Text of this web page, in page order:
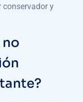
conservador y